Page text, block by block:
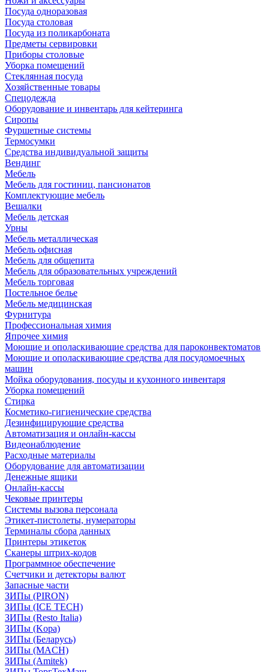
Посуда одноразовая
Посуда столовая
Посуда из поликарбоната
Предметы сервировки
Приборы столовые
Уборка помещений
Стеклянная посуда
Хозяйственные товары
Спецодежда
Оборудование и инвентарь для кейтеринга
Сиропы
Фуршетные системы
Термосумки
Средства индивидуальной защиты
Вендинг
Мебель
Мебель для гостиниц, пансионатов
Комплектующие мебель
Вешалки
Мебель детская
Урны
Мебель металлическая
Мебель офисная
Мебель для общепита
Мебель для образовательных учреждений
Мебель торговая
Постельное белье
Мебель медицинская
Фурнитура
Профессиональная химия
Япрочее химия
Моющие и ополаскивающие средства для пароконвектоматов
Моющие и ополаскивающие средства для посудомоечных
машин
Мойка оборудования, посуды и кухонного инвентаря
Уборка помещений
Стирка
Косметико-гигиенические средства
Дезинфицирующие средства
Автоматизация и онлайн-кассы
Видеонаблюдение
Расходные материалы
Оборудование для автоматизации
Денежные ящики
Онлайн-кассы
Чековые принтеры
Системы вызова персонала
Этикет-пистолеты, нумераторы
Терминалы сбора данных
Принтеры этикеток
Сканеры штрих-кодов
Программное обеспечение
Счетчики и детекторы валют
Запасные части
ЗИПы (PIRON)
ЗИПы (ICE TECH)
ЗИПы (Resto Italia)
ЗИПы (Kopa)
ЗИПы (Беларусь)
ЗИПы (MACH)
ЗИПы (Amitek)